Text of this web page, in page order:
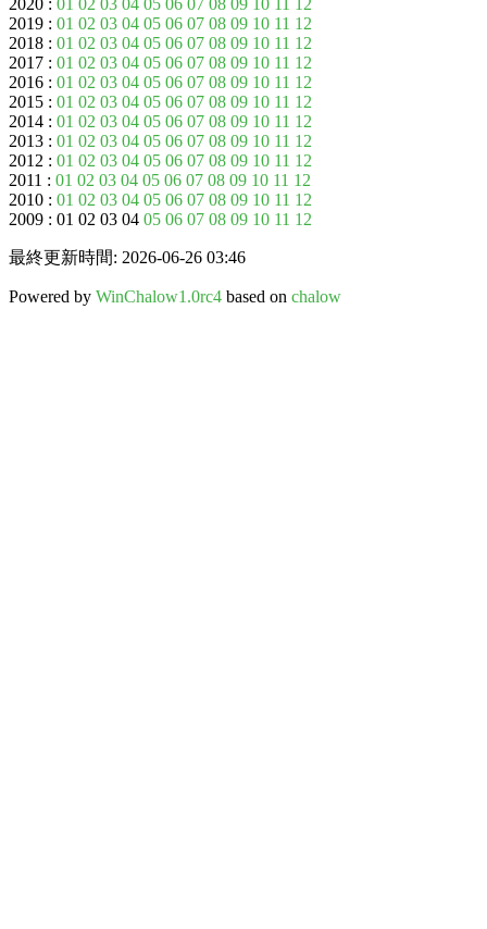
2019 : 01 02 03 04 05 06 07 08 09 10 11 12
2018 : 01 02 03 04 05 06 07 08 09 10 11 12
2017 : 01 02 03 04 05 06 07 08 09 10 11 12
2016 : 01 02 03 04 05 06 07 08 09 10 11 12
2015 : 01 02 03 04 05 06 07 08 09 10 11 12
2014 : 01 02 03 04 05 06 07 08 09 10 11 12
2013 : 01 02 03 04 05 06 07 08 09 10 11 12
2012 : 01 02 03 04 05 06 07 08 09 10 11 12
2011 : 01 02 03 04 05 06 07 08 09 10 11 12
2010 : 01 02 03 04 05 06 07 08 09 10 11 12
2009 : 01 02 03 04 05 06 07 08 09 10 11 12
最終更新時間: 2026-06-26 03:46
Powered by WinChalow1.0rc4 based on chalow